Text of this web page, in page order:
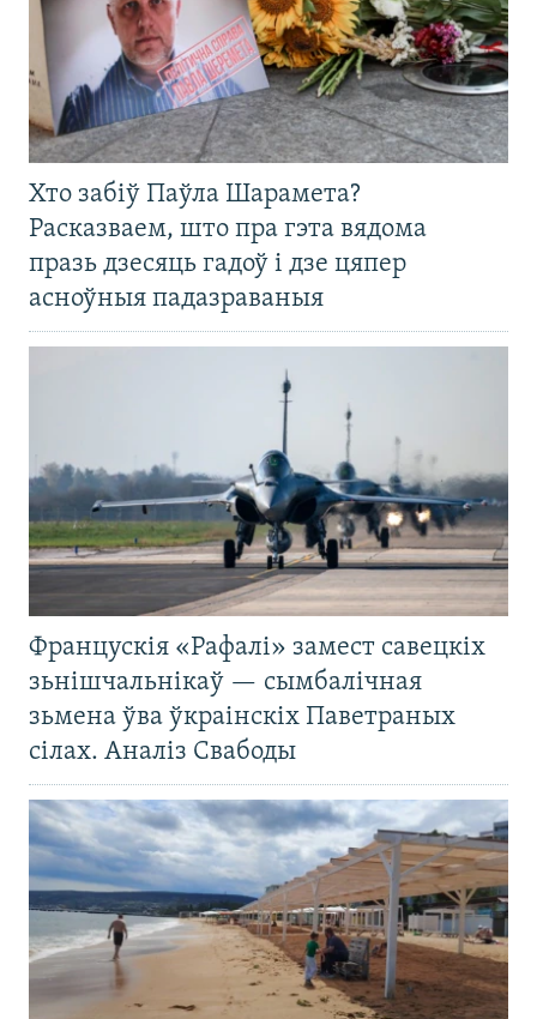
Хто забіў Паўла Шарамета?
Расказваем, што пра гэта вядома
празь дзесяць гадоў і дзе цяпер
асноўныя падазраваныя
Францускія «Рафалі» замест савецкіх
зьнішчальнікаў — сымбалічная
зьмена ўва ўкраінскіх Паветраных
сілах. Аналіз Свабоды